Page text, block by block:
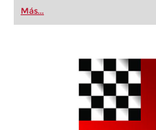
first steps into the world of club
playing at a tournament level: with
train more efficiently, intelligently
Más...